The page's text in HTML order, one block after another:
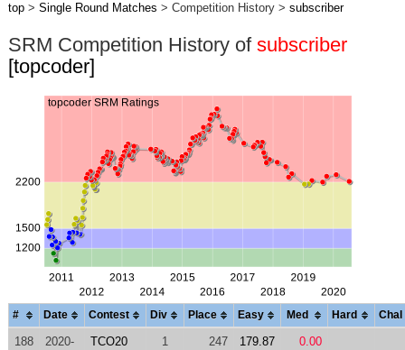
top> Single Round Matches > Competition History > subscriber
SRM Competition History of subscriber
[topcoder]
# Date Contest Div Place Easy Med Hard Chal
188
2020-
TCO20
1 247 179.87 0.00